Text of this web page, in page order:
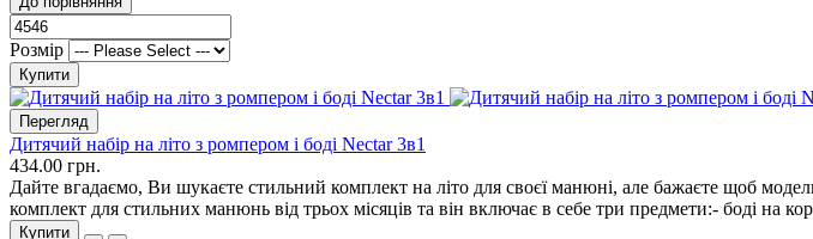
Розмір
Купити
Перегляд
Дитячий набір на літо з ромпером і боді Nectar 3в1
434.00 грн.
Дайте вгадаємо, Ви шукаєте стильний комплект на літо для своєї манюні, але бажаєте щоб
комплект для стильних манюнь від трьох місяців та він включає в себе три предмети:- боді на
Купити